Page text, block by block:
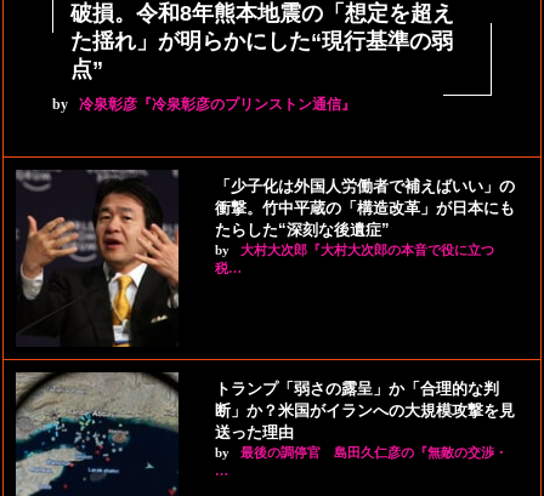
破損。令和8年熊本地震の「想定を超え
た揺れ」が明らかにした“現行基準の弱
点”
by 冷泉彰彦『冷泉彰彦のプリンストン通信』
「少子化は外国人労働者で補えばいい」の
衝撃。竹中平蔵の「構造改革」が日本にも
たらした“深刻な後遺症”
by
大村大次郎『大村大次郎の本音で役に立つ
税…
トランプ「弱さの露呈」か「合理的な判
断」か？米国がイランへの大規模攻撃を見
送った理由
by
最後の調停官 島田久仁彦の『無敵の交渉・
…